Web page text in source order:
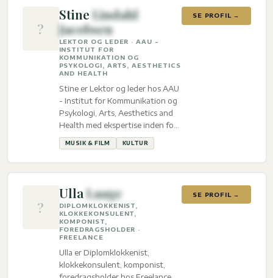
?
StineLindahl
Jacobsen
LEKTOR OG LEDER · AAU -
INSTITUT FOR
KOMMUNIKATION OG
PSYKOLOGI, ARTS, AESTHETICS
AND HEALTH
Stine er Lektor og leder hos AAU
- Institut for Kommunikation og
Psykologi, Arts, Aesthetics and
Health med ekspertise inden for
Musik & film og Kultur.
MUSIK & FILM KULTUR
SE PROFIL →
?
UllaLaage
DIPLOMKLOKKENIST,
KLOKKEKONSULENT,
KOMPONIST,
FOREDRAGSHOLDER ·
FREELANCE
Ulla er Diplomklokkenist,
klokkekonsulent, komponist,
SE PROFIL →